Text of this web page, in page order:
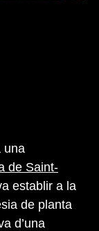
una
de Saint-
establir a la
de planta
d’una